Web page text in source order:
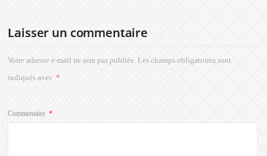
Laisser un commentaire
Votre adresse e-mail ne sera pas publiée. Les champs obligatoires sont
indiqués avec *
Commentaire *